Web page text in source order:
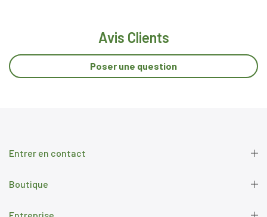
Avis Clients
Poser une question
Entrer en contact
Boutique